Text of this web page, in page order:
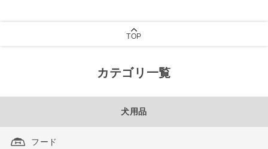
TOP
カテゴリ一覧
犬用品
フード